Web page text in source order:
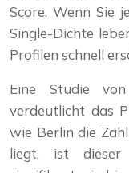
Score. Wenn Sie
Single-Dichte
Profilen schnell
Eine Studie
verdeutlicht das
wie Berlin die
liegt, ist dieser